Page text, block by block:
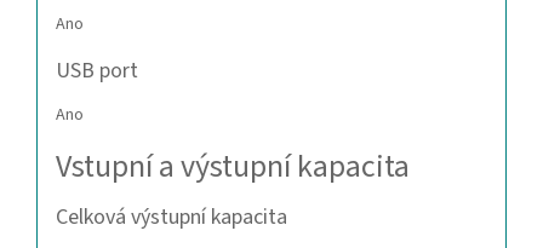
Ano
USB port
Ano
Vstupní a výstupní kapacita
Celková výstupní kapacita